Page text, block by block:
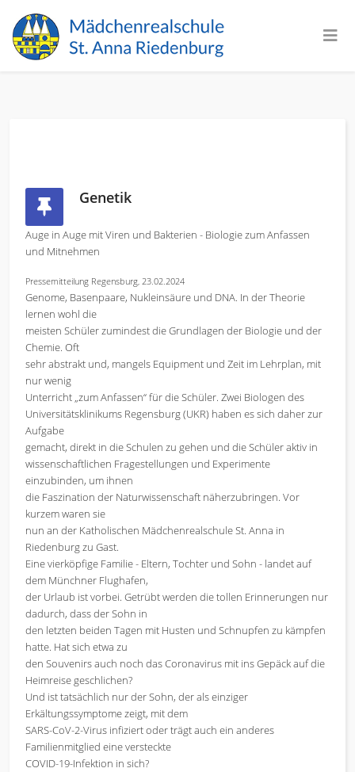
Genetik
Auge in Auge mit Viren und Bakterien - Biologie zum Anfassen
und Mitnehmen
Pressemitteilung Regensburg, 23.02.2024
Genome, Basenpaare, Nukleinsäure und DNA. In der Theorie
lernen wohl die
meisten Schüler zumindest die Grundlagen der Biologie und der
Chemie. Oft
sehr abstrakt und, mangels Equipment und Zeit im Lehrplan, mit
nur wenig
Unterricht „zum Anfassen“ für die Schüler. Zwei Biologen des
Universitätsklinikums Regensburg (UKR) haben es sich daher zur
Aufgabe
gemacht, direkt in die Schulen zu gehen und die Schüler aktiv in
wissenschaftlichen Fragestellungen und Experimente
einzubinden, um ihnen
die Faszination der Naturwissenschaft näherzubringen. Vor
kurzem waren sie
nun an der Katholischen Mädchenrealschule St. Anna in
Riedenburg zu Gast.
Eine vierköpfige Familie - Eltern, Tochter und Sohn - landet auf
dem Münchner Flughafen,
der Urlaub ist vorbei. Getrübt werden die tollen Erinnerungen nur
dadurch, dass der Sohn in
den letzten beiden Tagen mit Husten und Schnupfen zu kämpfen
hatte. Hat sich etwa zu
den Souvenirs auch noch das Coronavirus mit ins Gepäck auf die
Heimreise geschlichen?
Und ist tatsächlich nur der Sohn, der als einziger
Erkältungssymptome zeigt, mit dem
SARS-CoV-2-Virus infiziert oder trägt auch ein anderes
Familienmitglied eine versteckte
COVID-19-Infektion in sich?